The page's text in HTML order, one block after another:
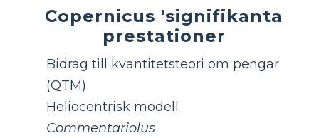
Copernicus 'signifikanta
prestationer
Bidrag till kvantitetsteori om pengar
(QTM)
Heliocentrisk modell
Commentariolus